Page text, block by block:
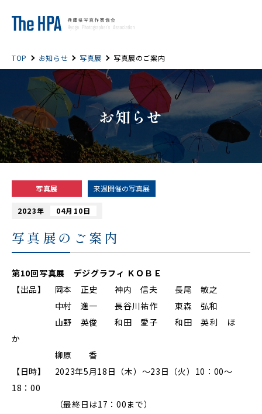
TOP お知らせ 写真展 写真展のご案内
お知らせ
写真展 来週開催の写真展
2023年 04月10日
写真展のご案内
第10回写真展 デジグラフィ ＫＯＢＥ
【出品】 岡本 正史 神内 信夫 長尾 敏之
中村 進一 長谷川祐作 東森 弘和
山野 英俊 和田 愛子 和田 英利 ほ
か
柳原 香
【日時】 2023年5月18日（木）～23日（火）10：00～
18：00
（最終日は17：00まで）